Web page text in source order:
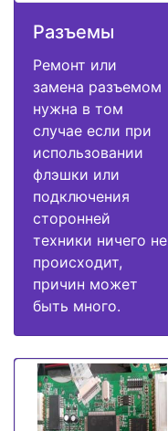
Разъемы
Ремонт или
замена разъемом
нужна в том
случае если при
использовании
флэшки или
подключения
сторонней
техники ничего не
происходит,
причин может
быть много.